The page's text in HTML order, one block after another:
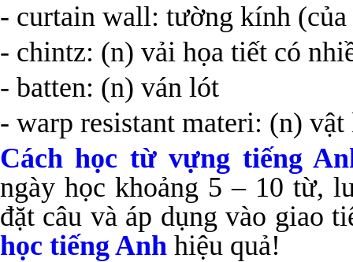
- curtain wall: tường kính
- chintz: (n) vải họa tiết có
- batten: (n) ván lót
- warp resistant materi: (n)
Cách học từ vựng tiếng
ngày học khoảng 5 – 10 từ,
đặt câu và áp dụng vào giao
học tiếng Anh hiệu quả!